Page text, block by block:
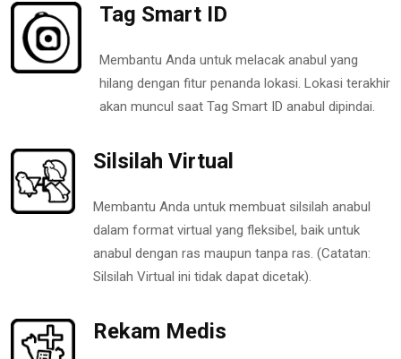
Tag Smart ID
Membantu Anda untuk melacak anabul yang
hilang dengan fitur penanda lokasi. Lokasi terakhir
akan muncul saat Tag Smart ID anabul dipindai.
Silsilah Virtual
Membantu Anda untuk membuat silsilah anabul
dalam format virtual yang fleksibel, baik untuk
anabul dengan ras maupun tanpa ras. (Catatan:
Silsilah Virtual ini tidak dapat dicetak).
Rekam Medis